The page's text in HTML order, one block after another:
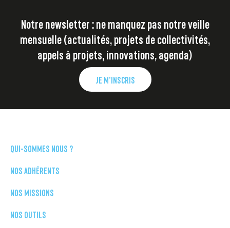
Notre newsletter : ne manquez pas notre veille
mensuelle (actualités, projets de collectivités,
appels à projets, innovations, agenda)
JE M’INSCRIS
QUI-SOMMES NOUS ?
NOS ADHÉRENTS
NOS MISSIONS
NOS OUTILS